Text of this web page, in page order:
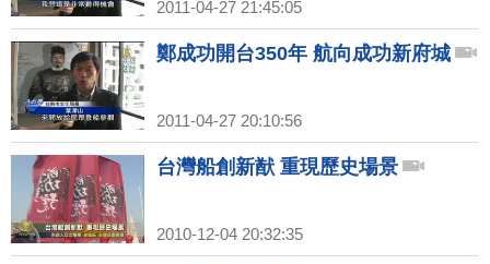
2011-04-27 21:45:05
鄭成功開台350年 航向成功新府城
2011-04-27 20:10:56
台灣船創新猷 重現歷史場景
2010-12-04 20:32:35